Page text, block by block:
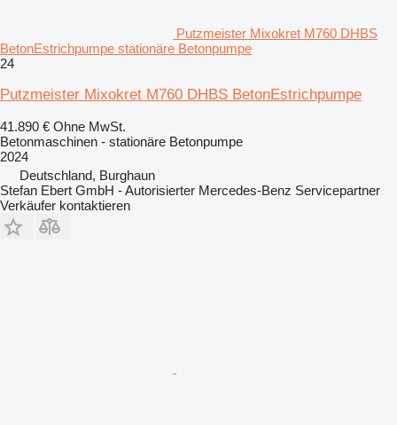
Putzmeister Mixokret M760 DHBS
BetonEstrichpumpe stationäre Betonpumpe
24
Putzmeister Mixokret M760 DHBS BetonEstrichpumpe
41.890 € Ohne MwSt.
Betonmaschinen - stationäre Betonpumpe
2024
Deutschland, Burghaun
Stefan Ebert GmbH - Autorisierter Mercedes-Benz Servicepartner
Verkäufer kontaktieren